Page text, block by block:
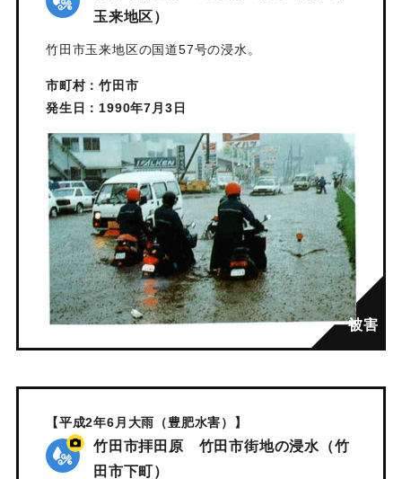
玉来地区）
竹田市玉来地区の国道57号の浸水。
市町村：竹田市
発生日：1990年7月3日
【平成2年6月大雨（豊肥水害）】
竹田市拝田原 竹田市街地の浸水（竹
田市下町）